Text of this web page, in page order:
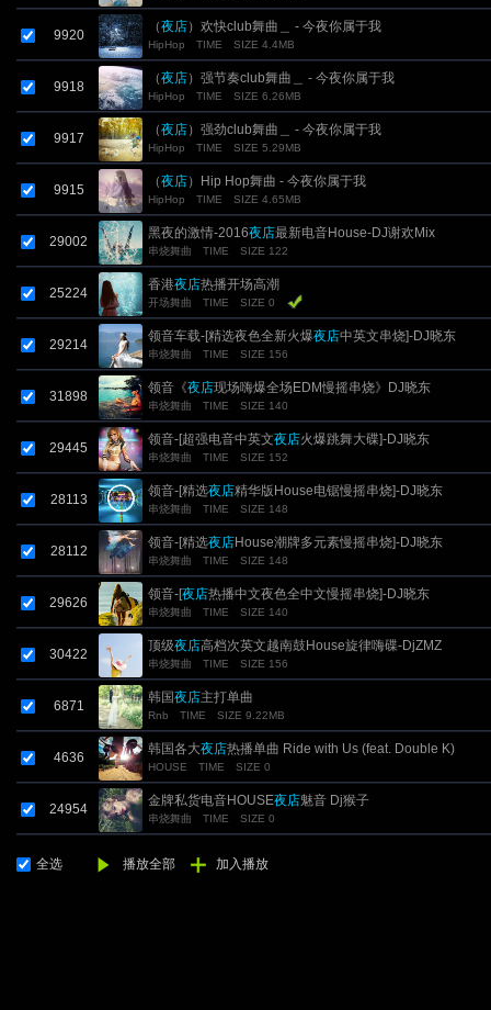
9920
（夜店）欢快club舞曲＿ - 今夜你属于我
HipHop TIME SIZE 4.4MB
9918
（夜店）强节奏club舞曲＿ - 今夜你属于我
HipHop TIME SIZE 6.26MB
9917
（夜店）强劲club舞曲＿ - 今夜你属于我
HipHop TIME SIZE 5.29MB
9915
（夜店）Hip Hop舞曲 - 今夜你属于我
HipHop TIME SIZE 4.65MB
29002
黑夜的激情-2016夜店最新电音House-DJ谢欢Mix
串烧舞曲 TIME SIZE 122
25224
香港夜店热播开场高潮
开场舞曲 TIME SIZE 0
29214
领音车载-[精选夜色全新火爆夜店中英文串烧]-DJ晓东
串烧舞曲 TIME SIZE 156
31898
领音《夜店现场嗨爆全场EDM慢摇串烧》DJ晓东
串烧舞曲 TIME SIZE 140
29445
领音-[超强电音中英文夜店火爆跳舞大碟]-DJ晓东
串烧舞曲 TIME SIZE 152
28113
领音-[精选夜店精华版House电锯慢摇串烧]-DJ晓东
串烧舞曲 TIME SIZE 148
28112
领音-[精选夜店House潮牌多元素慢摇串烧]-DJ晓东
串烧舞曲 TIME SIZE 148
29626
领音-[夜店热播中文夜色全中文慢摇串烧]-DJ晓东
串烧舞曲 TIME SIZE 140
30422
顶级夜店高档次英文越南鼓House旋律嗨碟-DjZMZ
串烧舞曲 TIME SIZE 156
6871
韩国夜店主打单曲
Rnb TIME SIZE 9.22MB
4636
韩国各大夜店热播单曲 Ride with Us (feat. Double K)
HOUSE TIME SIZE 0
24954
金牌私货电音HOUSE夜店魅音 Dj猴子
串烧舞曲 TIME SIZE 0
全选 播放全部 加入播放